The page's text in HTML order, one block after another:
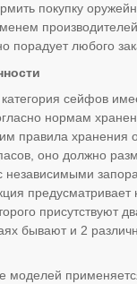
покупку
порадует любого
сейфов
нормам
правила хранения
оно должно
независимыми
предусматривает
присутствуют
бывают и 2
моделей